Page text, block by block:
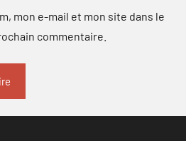
mon e-mail et mon site dans le
commentaire.